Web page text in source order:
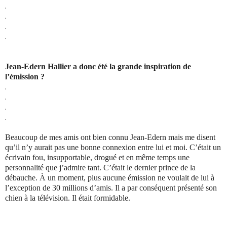
.
.
.
.
Jean-Edern Hallier a donc été la grande inspiration de
l’émission ?
.
.
.
.
Beaucoup de mes amis ont bien connu Jean-Edern mais me disent
qu’il n’y aurait pas une bonne connexion entre lui et moi. C’était un
écrivain fou, insupportable, drogué et en même temps une
personnalité que j’admire tant. C’était le dernier prince de la
débauche. À un moment, plus aucune émission ne voulait de lui à
l’exception de 30 millions d’amis. Il a par conséquent présenté son
chien à la télévision. Il était formidable.